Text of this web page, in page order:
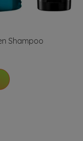
Shampoo